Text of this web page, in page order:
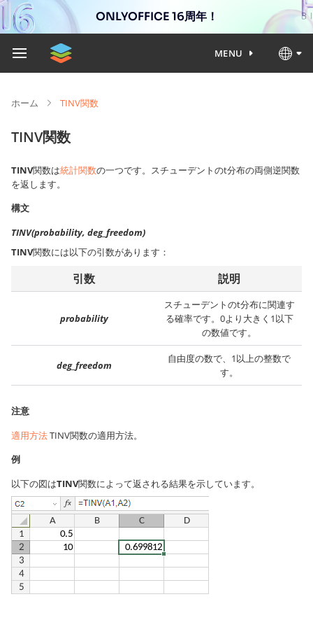
ONLYOFFICE 16周年！
MENU
ホーム TINV関数
TINV関数
TINV関数は統計関数の一つです。スチューデントのt分布の両側逆関数
を返します。
構文
TINV(probability, deg_freedom)
TINV関数には以下の引数があります：
引数 説明
probability
スチューデントのt分布に関連す
る確率です。0より大きく1以下
の数値です。
deg_freedom
自由度の数で、1以上の整数で
す。
注意
適用方法TINV関数の適用方法。
例
以下の図はTINV関数によって返される結果を示しています。